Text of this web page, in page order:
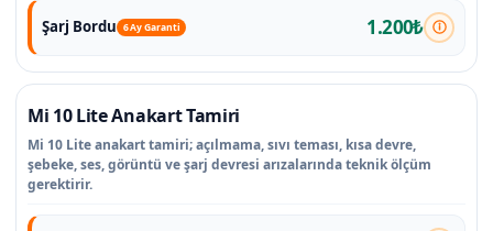
Şarj Bordu 6 Ay Garanti 1.200₺
Mi 10 Lite Anakart Tamiri
Mi 10 Lite anakart tamiri; açılmama, sıvı teması, kısa devre,
şebeke, ses, görüntü ve şarj devresi arızalarında teknik ölçüm
gerektirir.